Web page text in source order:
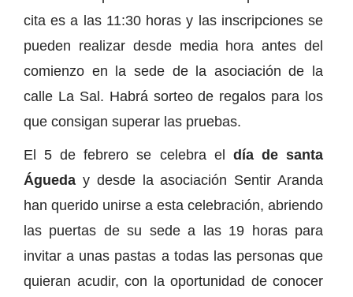
cita es a las 11:30 horas y las inscripciones se
pueden realizar desde media hora antes del
comienzo en la sede de la asociación de la
calle La Sal. Habrá sorteo de regalos para los
que consigan superar las pruebas.
El 5 de febrero se celebra el día de santa
Águeda y desde la asociación Sentir Aranda
han querido unirse a esta celebración, abriendo
las puertas de su sede a las 19 horas para
invitar a unas pastas a todas las personas que
quieran acudir, con la oportunidad de conocer